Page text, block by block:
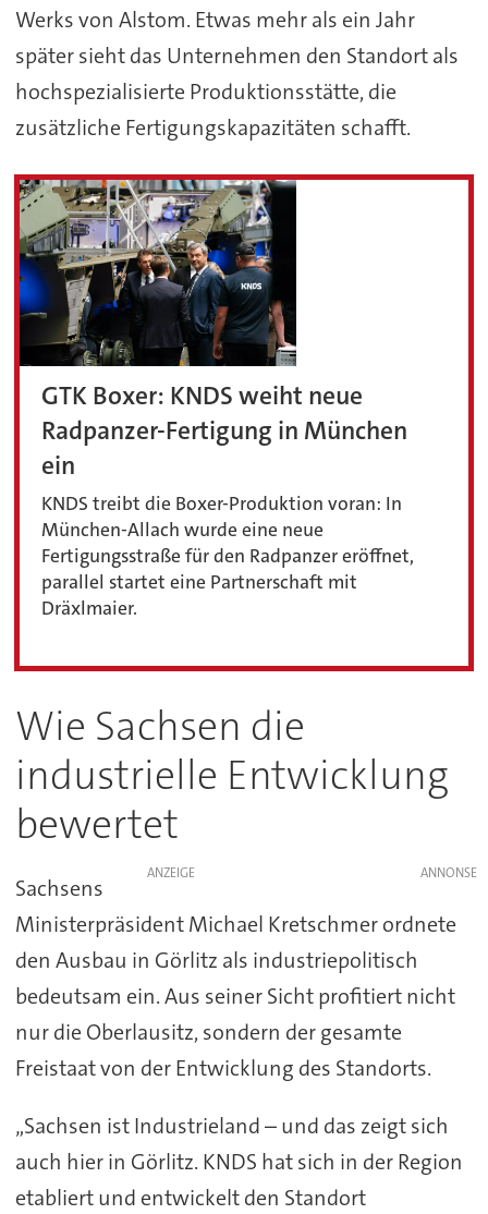
Werks von Alstom. Etwas mehr als ein Jahr
später sieht das Unternehmen den Standort als
hochspezialisierte Produktionsstätte, die
zusätzliche Fertigungskapazitäten schafft.
GTK Boxer: KNDS weiht neue
Radpanzer-Fertigung in München
ein
KNDS treibt die Boxer-Produktion voran: In
München-Allach wurde eine neue
Fertigungsstraße für den Radpanzer eröffnet,
parallel startet eine Partnerschaft mit
Dräxlmaier.
Wie Sachsen die
industrielle Entwicklung
bewertet
ANZEIGE
Sachsens
Ministerpräsident Michael Kretschmer ordnete
den Ausbau in Görlitz als industriepolitisch
bedeutsam ein. Aus seiner Sicht profitiert nicht
nur die Oberlausitz, sondern der gesamte
Freistaat von der Entwicklung des Standorts.
„Sachsen ist Industrieland – und das zeigt sich
auch hier in Görlitz. KNDS hat sich in der Region
etabliert und entwickelt den Standort